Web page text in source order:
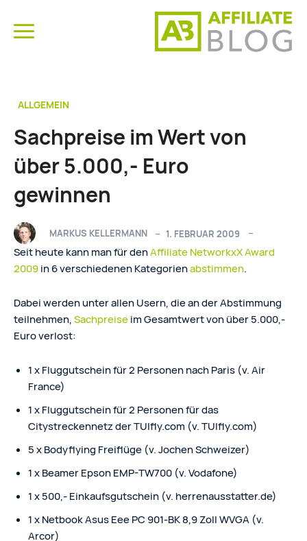
ALLGEMEIN
Sachpreise im Wert von
über 5.000,- Euro
gewinnen
MARKUS KELLERMANN 1. FEBRUAR 2009
Seit heute kann man für denAffiliate NetworkxX Award
2009in 6 verschiedenen Kategorienabstimmen.
Dabei werden unter allen Usern, die an der Abstimmung
teilnehmen,Sachpreiseim Gesamtwert von über 5.000,-
Euro verlost:
1 x Fluggutschein für 2 Personen nach Paris (v. Air
France)
1 x Fluggutschein für 2 Personen für das
Citystreckennetz der TUIfly.com (v. TUIfly.com)
5 x Bodyflying Freiflüge (v. Jochen Schweizer)
1 x Beamer Epson EMP-TW700 (v. Vodafone)
1 x 500,- Einkaufsgutschein (v. herrenausstatter.de)
1 x Netbook Asus Eee PC 901-BK 8,9 Zoll WVGA (v.
Arcor)